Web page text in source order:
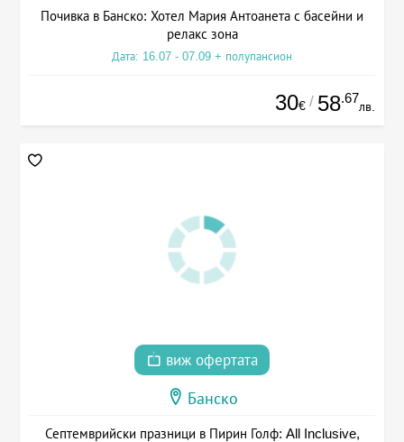
Почивка в Банско: Хотел Мария Антоанета с басейни и
релакс зона
Дата: 16.07 - 07.09 + полупансион
30€ / 58.67
лв.
виж офертата
Банско
Септемврийски празници в Пирин Голф: All Inclusive,